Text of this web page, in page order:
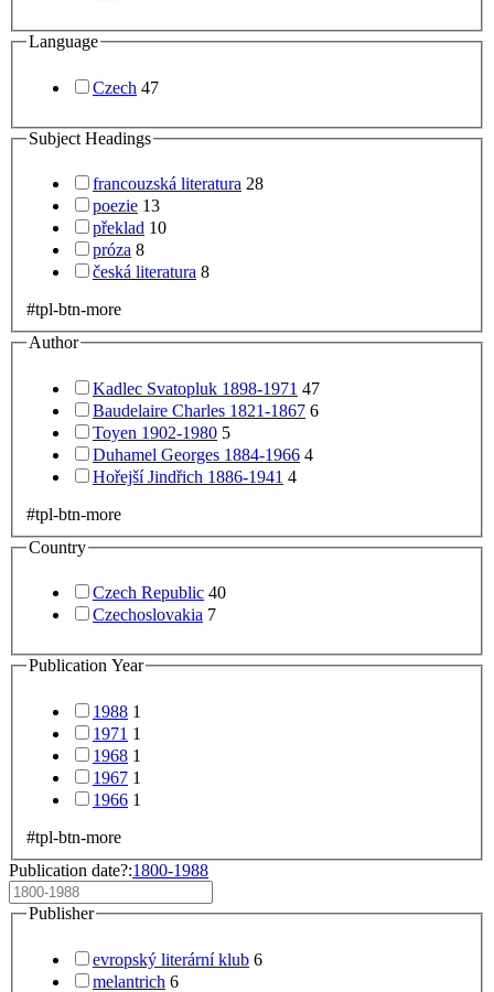
Language
Czech 47
Subject Headings
francouzská literatura 28
poezie 13
překlad 10
próza 8
česká literatura 8
#tpl-btn-more
Author
Kadlec Svatopluk 1898-1971 47
Baudelaire Charles 1821-1867 6
Toyen 1902-1980 5
Duhamel Georges 1884-1966 4
Hořejší Jindřich 1886-1941 4
#tpl-btn-more
Country
Czech Republic 40
Czechoslovakia 7
Publication Year
1988 1
1971 1
1968 1
1967 1
1966 1
#tpl-btn-more
Publication date?:1800-1988
Publisher
evropský literární klub 6
melantrich 6